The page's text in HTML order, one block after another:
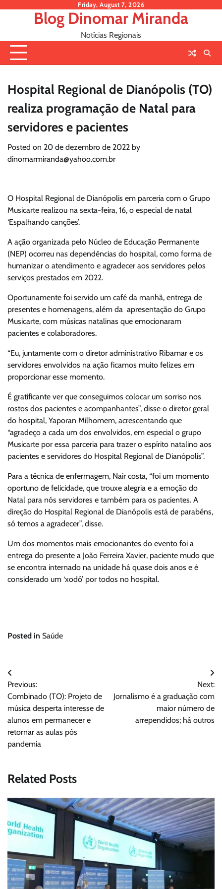
Friday, August 7, 2026
Blog Dinomar Miranda
Notícias Regionais
Hospital Regional de Dianópolis (TO)
realiza programação de Natal para
servidores e pacientes
Posted on 20 de dezembro de 2022 by
dinomarmiranda@yahoo.com.br
O Hospital Regional de Dianópolis em parceria com o Grupo
Musicarte realizou na sexta-feira, 16, o especial de natal
‘Espalhando canções’.
A ação organizada pelo Núcleo de Educação Permanente
(NEP) ocorreu nas dependências do hospital, como forma de
humanizar o atendimento e agradecer aos servidores pelos
serviços prestados em 2022.
Oportunamente foi servido um café da manhã, entrega de
presentes e homenagens, além da apresentação do Grupo
Musicarte, com músicas natalinas que emocionaram
pacientes e colaboradores.
“Eu, juntamente com o diretor administrativo Ribamar e os
servidores envolvidos na ação ficamos muito felizes em
proporcionar esse momento.
É gratificante ver que conseguimos colocar um sorriso nos
rostos dos pacientes e acompanhantes”, disse o diretor geral
do hospital, Yaporan Milhomem, acrescentando que
“agradeço a cada um dos envolvidos, em especial o grupo
Musicarte por essa parceria para trazer o espírito natalino aos
pacientes e servidores do Hospital Regional de Dianópolis”.
Para a técnica de enfermagem, Nair costa, “foi um momento
oportuno de felicidade, que trouxe alegria e a emoção do
Natal para nós servidores e também para os pacientes. A
direção do Hospital Regional de Dianópolis está de parabéns,
só temos a agradecer”, disse.
Um dos momentos mais emocionantes do evento foi a
entrega do presente a João Ferreira Xavier, paciente mudo que
se encontra internado na unidade há quase dois anos e é
considerado um ‘xodó’ por todos no hospital.
Posted in Saúde
Navegação
de
Post
Previous:
Combinado (TO): Projeto de
música desperta interesse de
alunos em permanecer e
retornar as aulas pós
pandemia
Next:
Jornalismo é a graduação com
maior número de
arrependidos; há outros
Related Posts